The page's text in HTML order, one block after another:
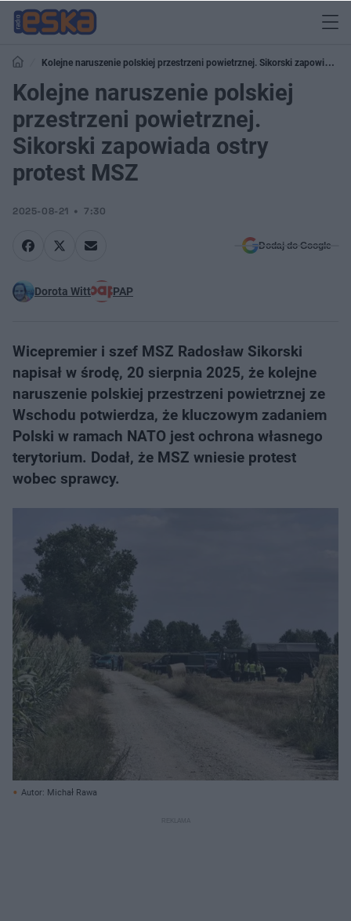
Kolejne naruszenie polskiej przestrzeni powietrznej. Sikorski zapowiada
ostry protest MSZ
Kolejne naruszenie polskiej
przestrzeni powietrznej.
Sikorski zapowiada ostry
protest MSZ
2025-08-21 7:30
Dodaj do Google
Dorota Witt PAP
Wicepremier i szef MSZ Radosław Sikorski
napisał w środę, 20 sierpnia 2025, że kolejne
naruszenie polskiej przestrzeni powietrznej ze
Wschodu potwierdza, że kluczowym zadaniem
Polski w ramach NATO jest ochrona własnego
terytorium. Dodał, że MSZ wniesie protest
wobec sprawcy.
Autor: Michał Rawa